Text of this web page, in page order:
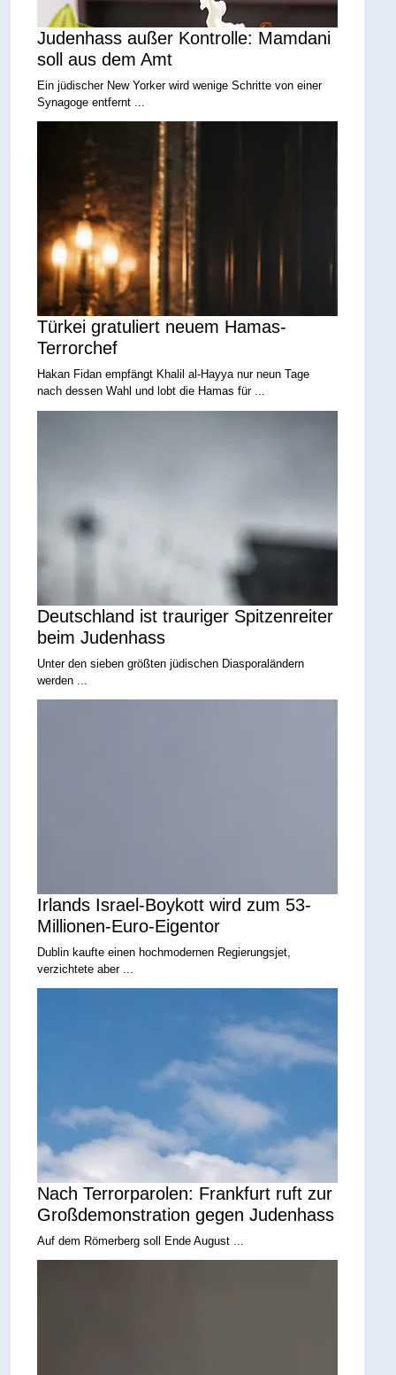
Judenhass außer Kontrolle: Mamdani
soll aus dem Amt
Ein jüdischer New Yorker wird wenige Schritte von einer
Synagoge entfernt ...
Türkei gratuliert neuem Hamas-
Terrorchef
Hakan Fidan empfängt Khalil al-Hayya nur neun Tage
nach dessen Wahl und lobt die Hamas für ...
Deutschland ist trauriger Spitzenreiter
beim Judenhass
Unter den sieben größten jüdischen Diasporaländern
werden ...
Irlands Israel-Boykott wird zum 53-
Millionen-Euro-Eigentor
Dublin kaufte einen hochmodernen Regierungsjet,
verzichtete aber ...
Nach Terrorparolen: Frankfurt ruft zur
Großdemonstration gegen Judenhass
Auf dem Römerberg soll Ende August ...